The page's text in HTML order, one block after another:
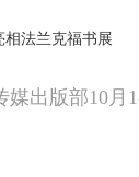
相法兰克福书展
出版部10月